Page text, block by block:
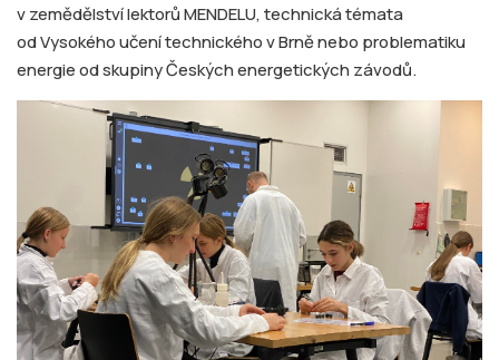
v zemědělství lektorů MENDELU, technická témata
od Vysokého učení technického v Brně nebo problematiku
energie od skupiny Českých energetických závodů.